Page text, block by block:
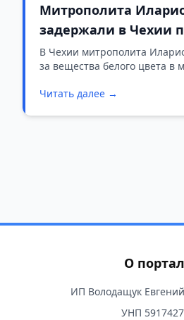
Митрополита
задержали в Чехии
досмотра
В Чехии митрополита
за вещества белого цвета в
Читать далее →
О
ИП Володащук
УНП